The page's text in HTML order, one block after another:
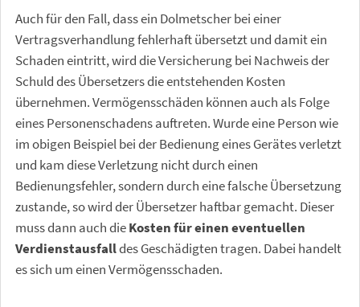
Auch für den Fall, dass ein Dolmetscher bei einer
Vertragsverhandlung fehlerhaft übersetzt und damit ein
Schaden eintritt, wird die Versicherung bei Nachweis der
Schuld des Übersetzers die entstehenden Kosten
übernehmen. Vermögensschäden können auch als Folge
eines Personenschadens auftreten. Wurde eine Person wie
im obigen Beispiel bei der Bedienung eines Gerätes verletzt
und kam diese Verletzung nicht durch einen
Bedienungsfehler, sondern durch eine falsche Übersetzung
zustande, so wird der Übersetzer haftbar gemacht. Dieser
muss dann auch dieKosten für einen eventuellen
Verdienstausfalldes Geschädigten tragen. Dabei handelt
es sich um einen Vermögensschaden.